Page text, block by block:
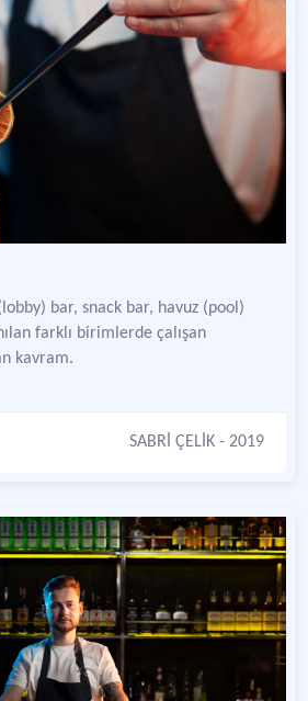
bar, snack bar, havuz (pool)
farklı birimlerde çalışan
kavram.
SABRİ ÇELİK - 2019